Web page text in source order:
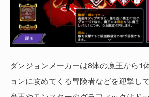
ダンジョンメーカーは8体の魔王から1
ョンに攻めてくる冒険者などを迎撃し